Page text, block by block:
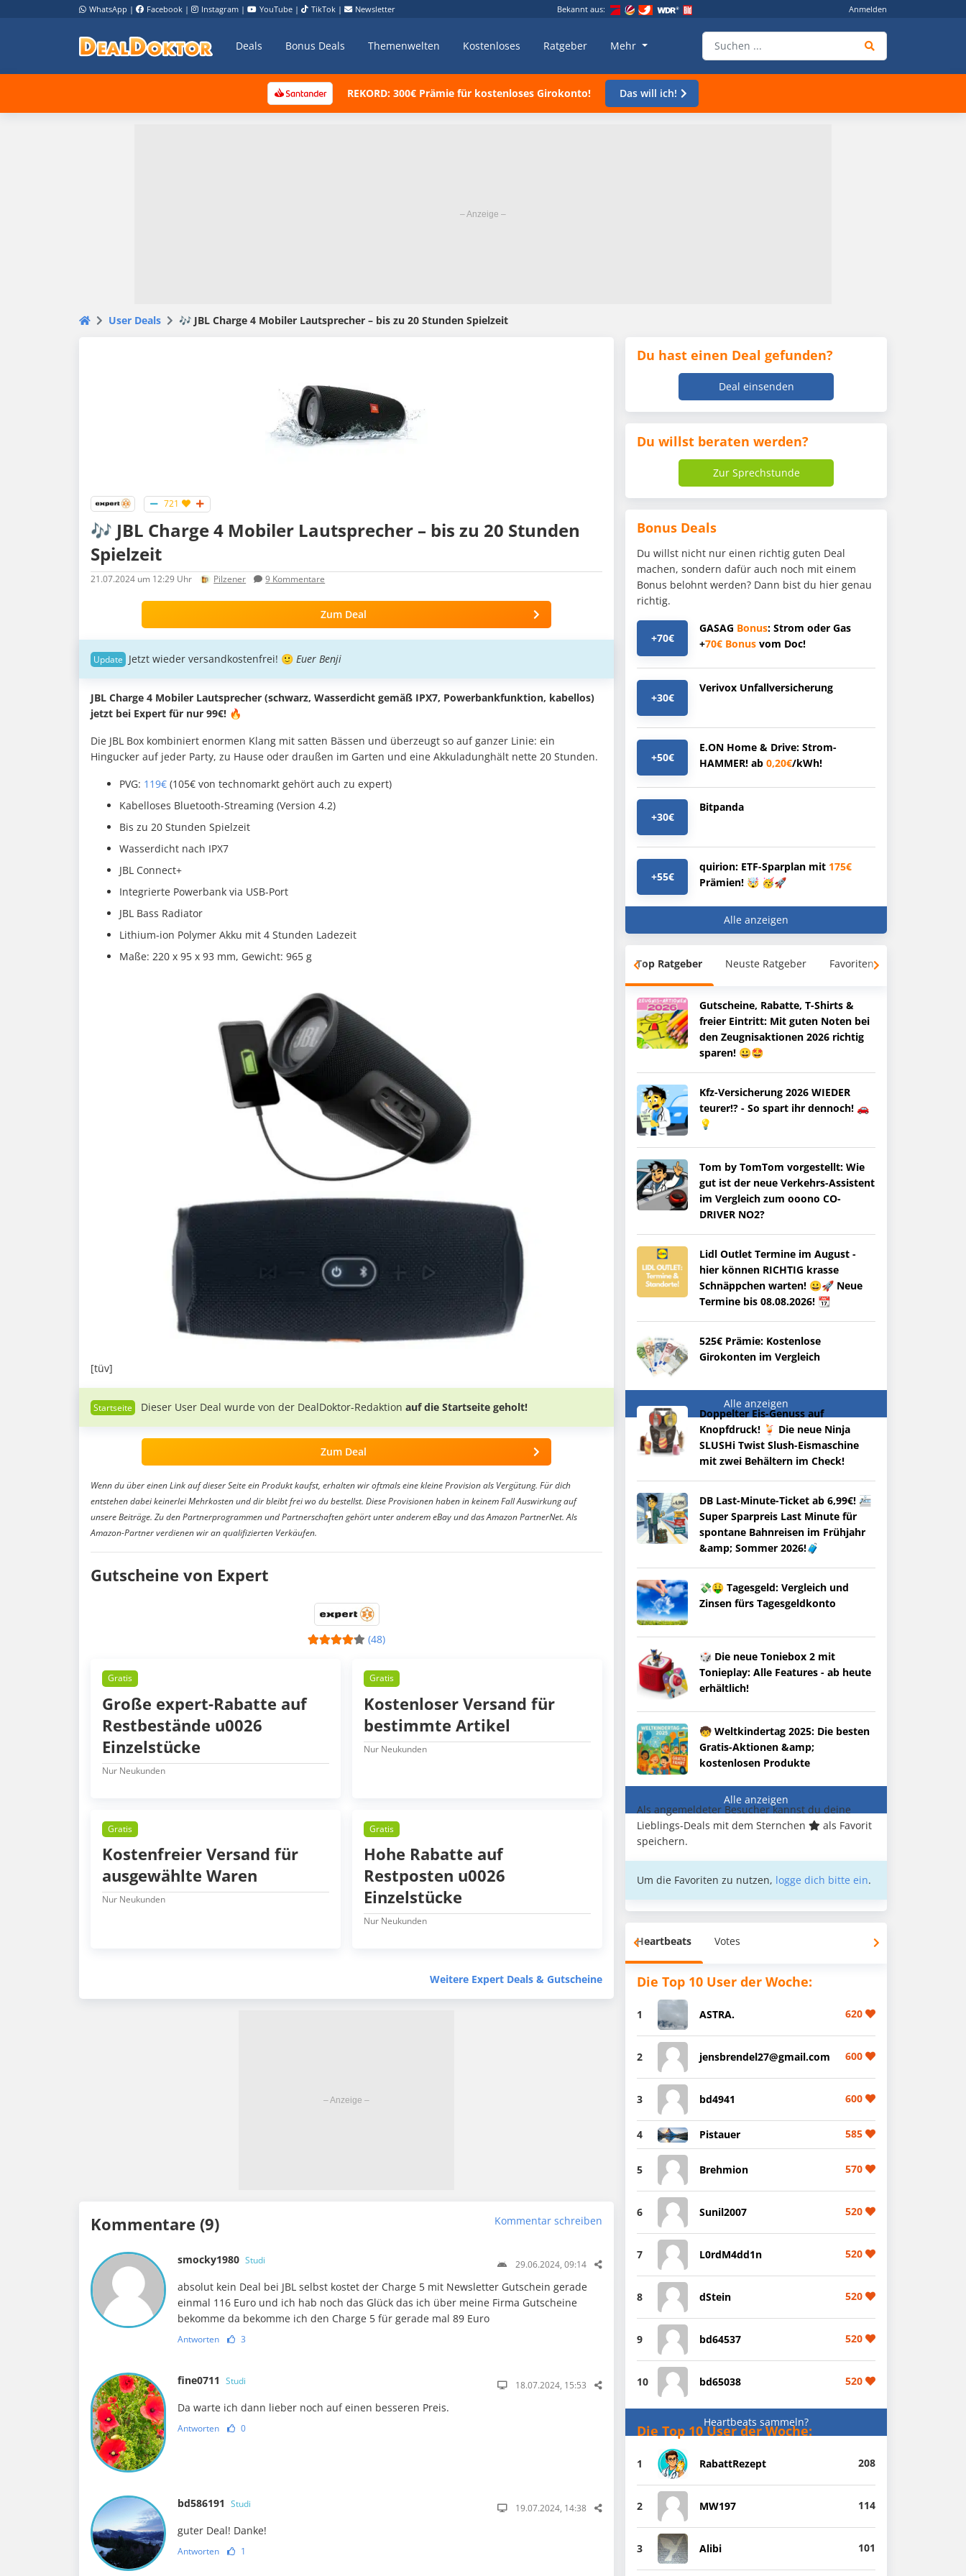
WhatsApp | Facebook | Instagram | YouTube | TikTok | Newsletter Bekannt aus: Anmelden
Deals Bonus Deals Themenwelten Kostenloses Ratgeber Mehr
REKORD: 300€ Prämie für kostenloses Girokonto! Das will ich!
User Deals 🎶 JBL Charge 4 Mobiler Lautsprecher – bis zu 20 Stunden Spielzeit
721
🎶 JBL Charge 4 Mobiler Lautsprecher – bis zu 20 Stunden
Spielzeit
21.07.2024 um 12:29 Uhr Pilzener 9 Kommentare
Zum Deal
Jetzt wieder versandkostenfrei! 🙂 Euer Benji
JBL Charge 4 Mobiler Lautsprecher (schwarz, Wasserdicht gemäß IPX7, Powerbankfunktion, kabellos)
jetzt bei Expert für nur 99€! 🔥
Die JBL Box kombiniert enormen Klang mit satten Bässen und überzeugt so auf ganzer Linie: ein
Hingucker auf jeder Party, zu Hause oder draußen im Garten und eine Akkuladunghält nette 20 Stunden.
PVG: 119€ (105€ von technomarkt gehört auch zu expert)
Kabelloses Bluetooth-Streaming (Version 4.2)
Bis zu 20 Stunden Spielzeit
Wasserdicht nach IPX7
JBL Connect+
Integrierte Powerbank via USB-Port
JBL Bass Radiator
Lithium-ion Polymer Akku mit 4 Stunden Ladezeit
Maße: 220 x 95 x 93 mm, Gewicht: 965 g
[tüv]
Dieser User Deal wurde von der DealDoktor-Redaktion auf die Startseite geholt!
Zum Deal
Wenn du über einen Link auf dieser Seite ein Produkt kaufst, erhalten wir oftmals eine kleine Provision als Vergütung. Für dich
entstehen dabei keinerlei Mehrkosten und dir bleibt frei wo du bestellst. Diese Provisionen haben in keinem Fall Auswirkung auf
unsere Beiträge. Zu den Partnerprogrammen und Partnerschaften gehört unter anderem eBay und das Amazon PartnerNet. Als
Amazon-Partner verdienen wir an qualifizierten Verkäufen.
Gutscheine von Expert
(48)
Gratis
Große expert-Rabatte auf
Restbestände u0026
Einzelstücke
Nur Neukunden
Gratis
Kostenloser Versand für
bestimmte Artikel
Nur Neukunden
Gratis
Kostenfreier Versand für
ausgewählte Waren
Nur Neukunden
Gratis
Hohe Rabatte auf
Restposten u0026
Einzelstücke
Nur Neukunden
Weitere Expert Deals & Gutscheine
Kommentare (9) Kommentar schreiben
smocky1980 Studi 29.06.2024, 09:14
absolut kein Deal bei JBL selbst kostet der Charge 5 mit Newsletter Gutschein gerade
einmal 116 Euro und ich hab noch das Glück das ich über meine Firma Gutscheine
bekomme da bekomme ich den Charge 5 für gerade mal 89 Euro
Antworten 3
fine0711 Studi 18.07.2024, 15:53
Da warte ich dann lieber noch auf einen besseren Preis.
Antworten 0
bd586191 Studi 19.07.2024, 14:38
guter Deal! Danke!
Antworten 1
Du hast einen Deal gefunden?
Deal einsenden
Du willst beraten werden?
Zur Sprechstunde
Bonus Deals
Du willst nicht nur einen richtig guten Deal
machen, sondern dafür auch noch mit einem
Bonus belohnt werden? Dann bist du hier genau
richtig.
+70€
GASAG Bonus: Strom oder Gas
+70€ Bonus vom Doc!
+30€
Verivox Unfallversicherung
+50€
E.ON Home & Drive: Strom-
HAMMER! ab 0,20€/kWh!
+30€
Bitpanda
+55€
quirion: ETF-Sparplan mit 175€
Prämien! 🤯 🥳🚀
Alle anzeigen
Top Ratgeber Neuste Ratgeber Favoriten
Gutscheine, Rabatte, T-Shirts &
freier Eintritt: Mit guten Noten bei
den Zeugnisaktionen 2026 richtig
sparen! 😀🤩
Kfz-Versicherung 2026 WIEDER
teurer!? - So spart ihr dennoch! 🚗
💡
Tom by TomTom vorgestellt: Wie
gut ist der neue Verkehrs-Assistent
im Vergleich zum ooono CO-
DRIVER NO2?
Lidl Outlet Termine im August -
hier können RICHTIG krasse
Schnäppchen warten! 😀🚀 Neue
Termine bis 08.08.2026! 📆
525€ Prämie: Kostenlose
Girokonten im Vergleich
Alle anzeigen
Doppelter Eis-Genuss auf
Knopfdruck! 🍹 Die neue Ninja
SLUSHi Twist Slush-Eismaschine
mit zwei Behältern im Check!
DB Last-Minute-Ticket ab 6,99€! 🚈
Super Sparpreis Last Minute für
spontane Bahnreisen im Frühjahr
&amp; Sommer 2026!🧳
💸🤑 Tagesgeld: Vergleich und
Zinsen fürs Tagesgeldkonto
🎲 Die neue Toniebox 2 mit
Tonieplay: Alle Features - ab heute
erhältlich!
🧒 Weltkindertag 2025: Die besten
Gratis-Aktionen &amp;
kostenlosen Produkte
Alle anzeigen
Als angemeldeter Besucher kannst du deine
Lieblings-Deals mit dem Sternchen
als Favorit
speichern.
Um die Favoriten zu nutzen, logge dich bitte ein.
Heartbeats Votes
Die Top 10 User der Woche:
1 ASTRA. 620
2 jensbrendel27@gmail.com 600
3 bd4941 600
4 Pistauer 585
5 Brehmion 570
6 Sunil2007 520
7 L0rdM4dd1n 520
8 dStein 520
9 bd64537 520
10 bd65038 520
Heartbeats sammeln?
Die Top 10 User der Woche:
1 RabattRezept 208
2 MW197 114
3 Alibi 101